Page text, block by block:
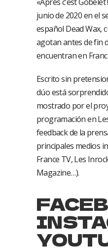
junio de 2020 en el
español Dead Wax,
agotan antes de fin
encuentran en
Escrito sin
dúo está
mostrado por el
programación en
feedback de la
principales medios
France TV, Les
Magazine…).